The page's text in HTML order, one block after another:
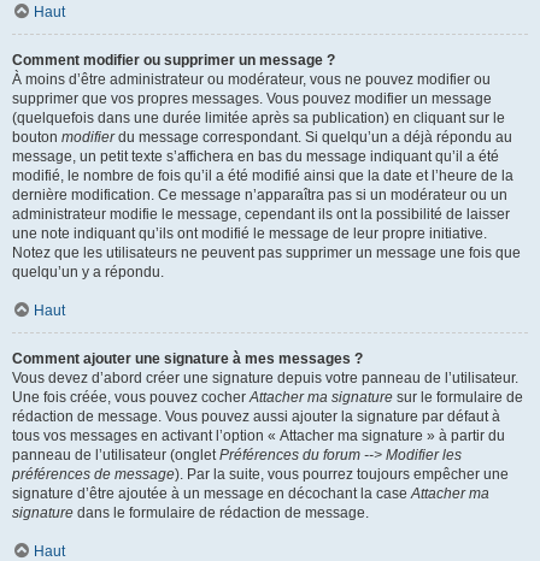
Haut
Comment modifier ou supprimer un message ?
À moins d’être administrateur ou modérateur, vous ne pouvez modifier ou
supprimer que vos propres messages. Vous pouvez modifier un message
(quelquefois dans une durée limitée après sa publication) en cliquant sur le
bouton modifierdu message correspondant. Si quelqu’un a déjà répondu au
message, un petit texte s’affichera en bas du message indiquant qu’il a été
modifié, le nombre de fois qu’il a été modifié ainsi que la date et l’heure de la
dernière modification. Ce message n’apparaîtra pas si un modérateur ou un
administrateur modifie le message, cependant ils ont la possibilité de laisser
une note indiquant qu’ils ont modifié le message de leur propre initiative.
Notez que les utilisateurs ne peuvent pas supprimer un message une fois que
quelqu’un y a répondu.
Haut
Comment ajouter une signature à mes messages ?
Vous devez d’abord créer une signature depuis votre panneau de l’utilisateur.
Une fois créée, vous pouvez cocherAttacher ma signature sur le formulaire de
rédaction de message. Vous pouvez aussi ajouter la signature par défaut à
tous vos messages en activant l’option « Attacher ma signature » à partir du
panneau de l’utilisateur (ongletPréférences du forum --> Modifier les
préférences de message). Par la suite, vous pourrez toujours empêcher une
signature d’être ajoutée à un message en décochant la caseAttacher ma
signature dans le formulaire de rédaction de message.
Haut